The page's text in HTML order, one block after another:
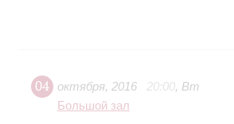
04 октября, 2016 20:00, Вт
Большой зал